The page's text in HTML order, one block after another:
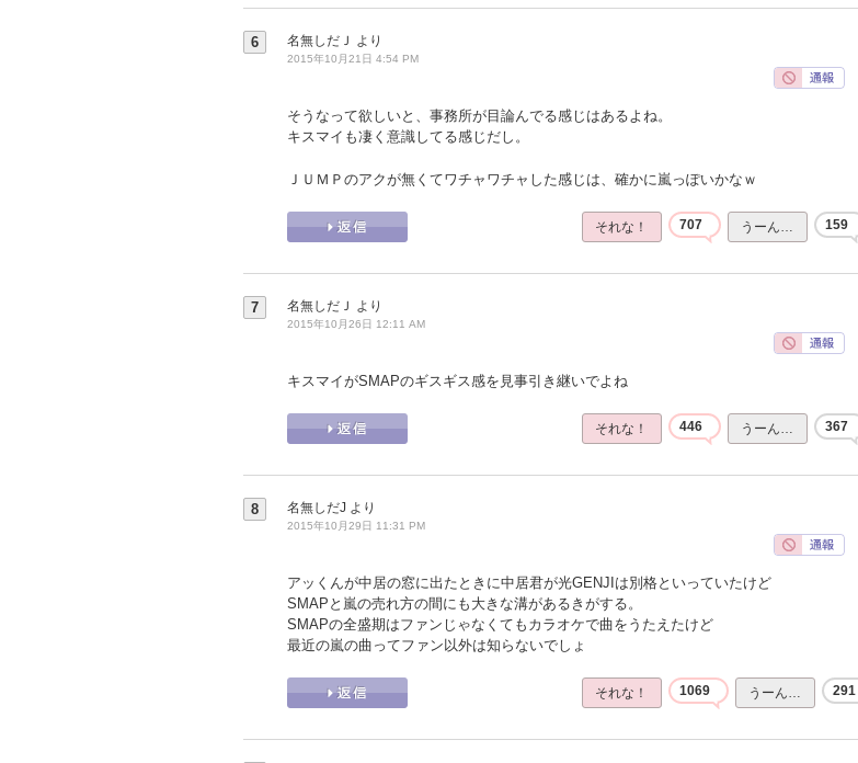
6 名無しだＪ より
2015年10月21日 4:54 PM
そうなって欲しいと、事務所が目論んでる感じはあるよね。
キスマイも凄く意識してる感じだし。
ＪＵＭＰのアクが無くてワチャワチャした感じは、確かに嵐っぽいかなｗ
それな！ 707 うーん… 159
7 名無しだＪ より
2015年10月26日 12:11 AM
キスマイがSMAPのギスギス感を見事引き継いでよね
それな！ 446 うーん… 367
8 名無しだJ より
2015年10月29日 11:31 PM
アッくんが中居の窓に出たときに中居君が光GENJIは別格といっていたけど
SMAPと嵐の売れ方の間にも大きな溝があるきがする。
SMAPの全盛期はファンじゃなくてもカラオケで曲をうたえたけど
最近の嵐の曲ってファン以外は知らないでしょ
それな！ 1069 うーん… 291